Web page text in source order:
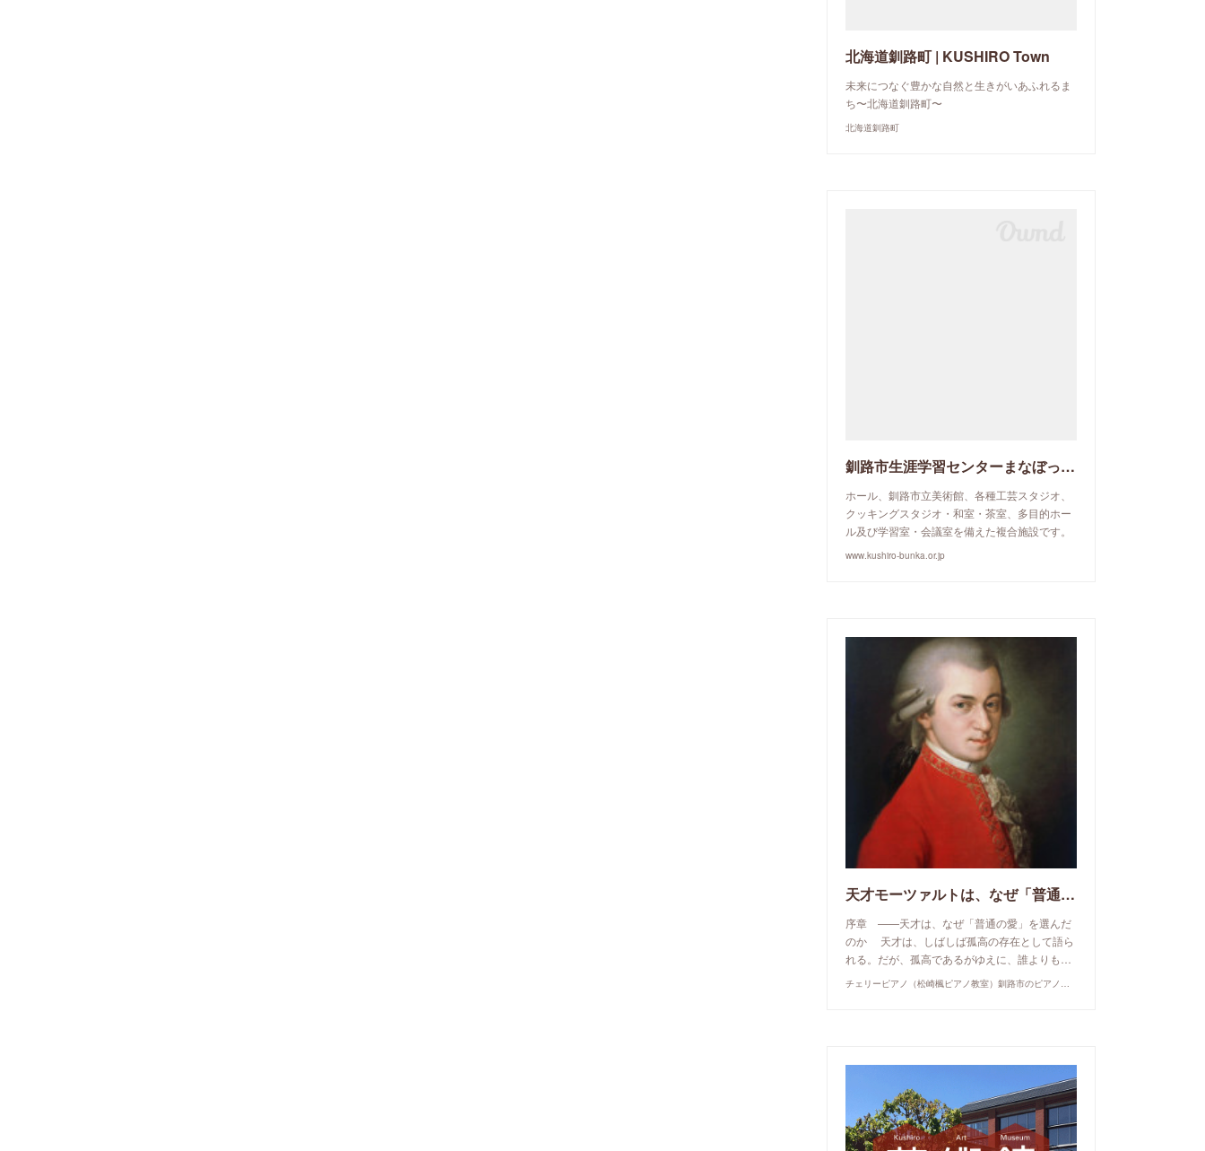
北海道釧路町 | KUSHIRO Town
未来につなぐ豊かな自然と生きがいあふれるま
ち〜北海道釧路町〜
北海道釧路町
釧路市生涯学習センターまなぼっと幣舞
ホール、釧路市立美術館、各種工芸スタジオ、
クッキングスタジオ・和室・茶室、多目的ホー
ル及び学習室・会議室を備えた複合施設です。
www.kushiro-bunka.or.jp
天才モーツァルトは、なぜ「普通の愛」を選んだのか
序章 ——天才は、なぜ「普通の愛」を選んだ
のか 天才は、しばしば孤高の存在として語ら
れる。だが、孤高であるがゆえに、誰よりも…
チェリーピアノ（松崎楓ピアノ教室）釧路市のピアノ教室